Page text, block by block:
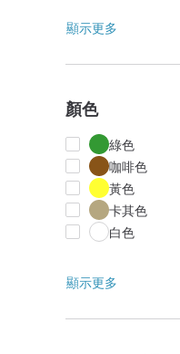
顯示更多
顏色
綠色
咖啡色
黃色
卡其色
白色
顯示更多